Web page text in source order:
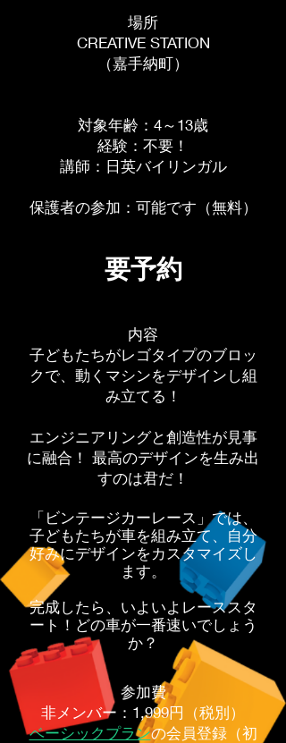
場所
CREATIVE STATION
（嘉手納町）
対象年齢：4～13歳
経験：不要！
講師：日英バイリンガル
保護者の参加：可能です（無料）
​要予約
内容
子どもたちがレゴタイプのブロッ
クで、動くマシンをデザインし組
み立てる！
エンジニアリングと創造性が見事
に融合！ 最高のデザインを生み出
すのは君だ！
「ビンテージカーレース」では、
子どもたちが車を組み立て、自分
好みにデザインをカスタマイズし
ます。
完成したら、いよいよレーススタ
ート！どの車が一番速いでしょう
か？
参加費
非メンバー：1,999円（税別）
ベーシックプランの会員登録（初